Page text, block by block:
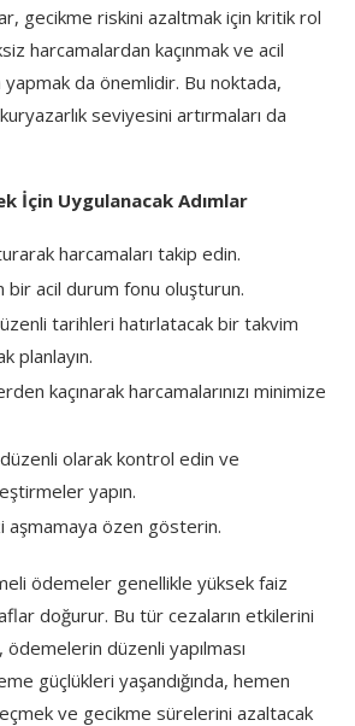
gecikme riskini azaltmak için kritik rol
harcamalardan kaçınmak ve acil
da önemlidir. Bu noktada,
seviyesini artırmaları da
İçin Uygulanacak Adımlar
harcamaları takip edin.
bir acil durum fonu oluşturun.
tarihleri hatırlatacak bir takvim
planlayın.
kaçınarak harcamalarınızı minimize
olarak kontrol edin ve
yapın.
aşmamaya özen gösterin.
ödemeler genellikle yüksek faiz
doğurur. Bu tür cezaların etkilerini
düzenli yapılması
güçlükleri yaşandığında, hemen
ve gecikme sürelerini azaltacak